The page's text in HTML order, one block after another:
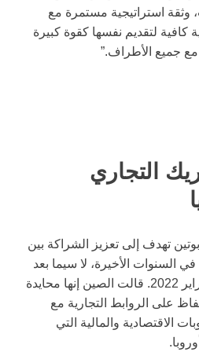
استراتيجية مستمرة مع
لتقديم نفسها كقوة كبيرة
جميع الأطراف.”
التجاري
تهدف إلى تعزيز الشراكة بين
السنوات الأخيرة، لا سيما بعد
غزو روسيا لأوكرانيا في فبراير 2022. قالت الصين إنها محايدة
على الروابط التجارية مع
الاقتصادية والمالية التي